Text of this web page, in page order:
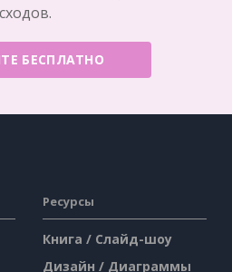
БЕСПЛАТНО
Ресурсы
Книга / Слайд-шоу
Дизайн / Диаграммы